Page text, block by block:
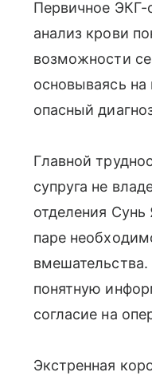
Первичное ЭКГ-
анализ крови
возможности
основываясь на
опасный
Главной
супруга не
отделения
паре
вмешательства.
понятную
согласие на
Экстренная